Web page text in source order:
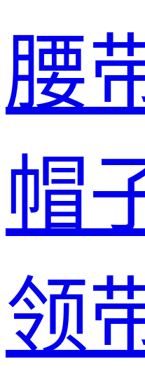
腰
帽
领